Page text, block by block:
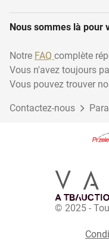
Nous sommes là pour
Notre FAQ complète
Vous n'avez toujours
Vous pouvez trouver
Contactez-nous
© 2025 -